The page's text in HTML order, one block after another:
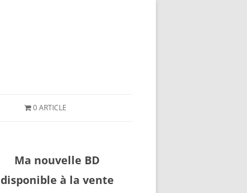
0 ARTICLE
Ma nouvelle BD
disponible à la vente